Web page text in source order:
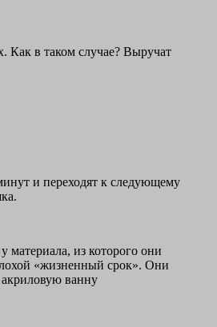
Как в таком случае? Выручат
и переходят к следующему
материала, из которого они
«жизненный срок». Они
ванну